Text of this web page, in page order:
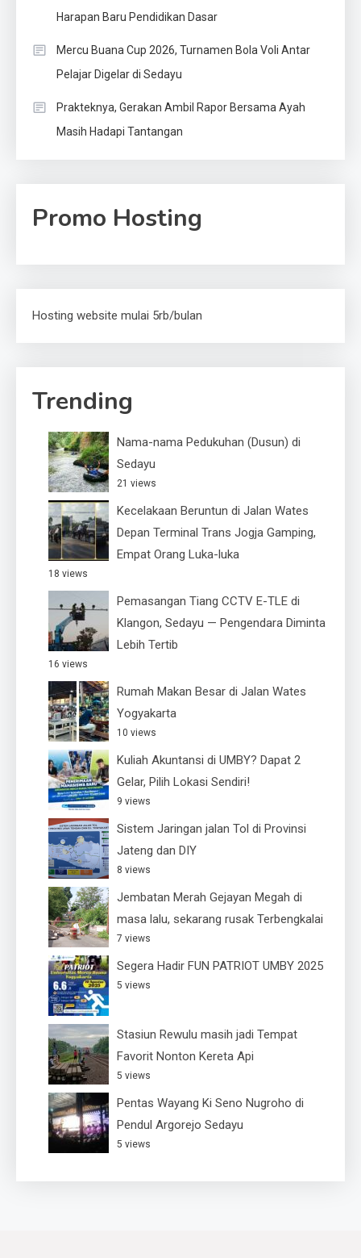
Harapan Baru Pendidikan Dasar
Mercu Buana Cup 2026, Turnamen Bola Voli Antar
Pelajar Digelar di Sedayu
Prakteknya, Gerakan Ambil Rapor Bersama Ayah
Masih Hadapi Tantangan
Promo Hosting
Hosting website mulai 5rb/bulan
Trending
Nama-nama Pedukuhan (Dusun) di
Sedayu
21 views
Kecelakaan Beruntun di Jalan Wates
Depan Terminal Trans Jogja Gamping,
Empat Orang Luka-luka
18 views
Pemasangan Tiang CCTV E-TLE di
Klangon, Sedayu — Pengendara Diminta
Lebih Tertib
16 views
Rumah Makan Besar di Jalan Wates
Yogyakarta
10 views
Kuliah Akuntansi di UMBY? Dapat 2
Gelar, Pilih Lokasi Sendiri!
9 views
Sistem Jaringan jalan Tol di Provinsi
Jateng dan DIY
8 views
Jembatan Merah Gejayan Megah di
masa lalu, sekarang rusak Terbengkalai
7 views
Segera Hadir FUN PATRIOT UMBY 2025
5 views
Stasiun Rewulu masih jadi Tempat
Favorit Nonton Kereta Api
5 views
Pentas Wayang Ki Seno Nugroho di
Pendul Argorejo Sedayu
5 views